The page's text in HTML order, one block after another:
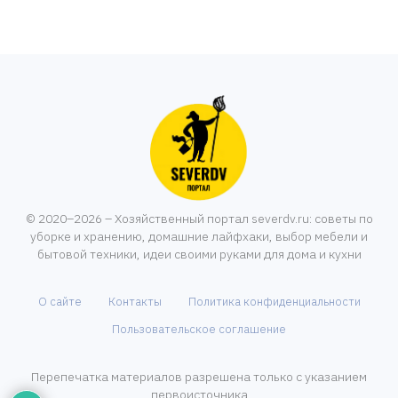
© 2020–2026 – Хозяйственный портал severdv.ru: советы по
уборке и хранению, домашние лайфхаки, выбор мебели и
бытовой техники, идеи своими руками для дома и кухни
О сайте Контакты
Политика конфиденциальности
Пользовательское соглашение
Перепечатка материалов разрешена только с указанием
первоисточника